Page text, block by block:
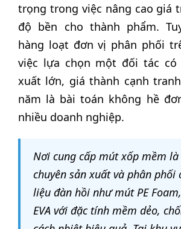
trọng trong việc nâng cao giá
độ bền cho thành phẩm.
hàng loạt đơn vị phân phối
việc lựa chọn một đối tác có
xuất lớn, giá thành cạnh
năm là bài toán không hề
nhiều doanh nghiệp.
Nơi cung cấp mút xốp mềm là
chuyên sản xuất và phân phối
liệu đàn hồi như mút PE
EVA với đặc tính mềm dẻo,